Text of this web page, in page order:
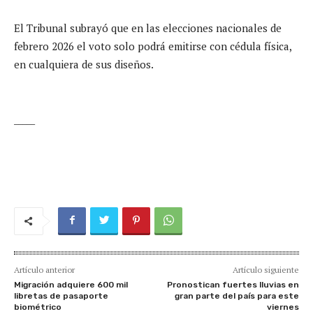
El Tribunal subrayó que en las elecciones nacionales de
febrero 2026 el voto solo podrá emitirse con cédula física,
en cualquiera de sus diseños.
Artículo anterior
Migración adquiere 600 mil
libretas de pasaporte
biométrico
Artículo siguiente
Pronostican fuertes lluvias en
gran parte del país para este
viernes